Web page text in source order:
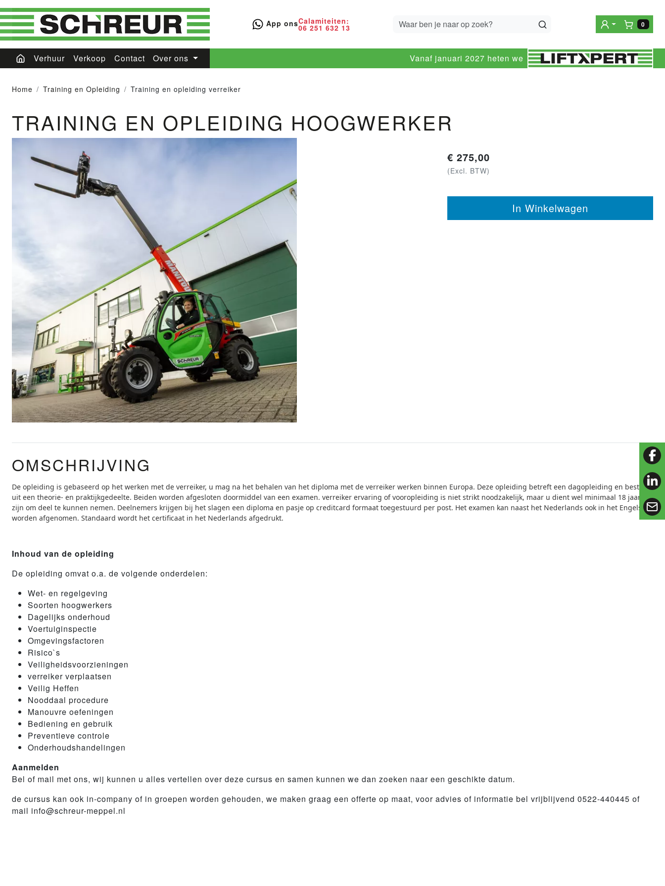
App onsCalamiteiten:
06 251 632 13 0
Verhuur Verkoop Contact Over ons Vanaf januari 2027 heten we
Home Training en Opleiding Training en opleiding verreiker
TRAINING EN OPLEIDING HOOGWERKER
€ 275,00
(Excl. BTW)
In Winkelwagen
OMSCHRIJVING
De opleiding is gebaseerd op het werken met de verreiker, u mag na het behalen van het diploma met de verreiker werken binnen Europa. Deze opleiding betreft een dagopleiding en bestaat
uit een theorie- en praktijkgedeelte. Beiden worden afgesloten doormiddel van een examen. verreiker ervaring of vooropleiding is niet strikt noodzakelijk, maar u dient wel minimaal 18 jaar te
zijn om deel te kunnen nemen. Deelnemers krijgen bij het slagen een diploma en pasje op creditcard formaat toegestuurd per post. Het examen kan naast het Nederlands ook in het Engels
worden afgenomen. Standaard wordt het certificaat in het Nederlands afgedrukt.
Inhoud van de opleiding
De opleiding omvat o.a. de volgende onderdelen:
Wet- en regelgeving
Soorten hoogwerkers
Dagelijks onderhoud
Voertuiginspectie
Omgevingsfactoren
Risico`s
Veiligheidsvoorzieningen
verreiker verplaatsen
Veilig Heffen
Nooddaal procedure
Manouvre oefeningen
Bediening en gebruik
Preventieve controle
Onderhoudshandelingen
Aanmelden
Bel of mail met ons, wij kunnen u alles vertellen over deze cursus en samen kunnen we dan zoeken naar een geschikte datum.
de cursus kan ook in-company of in groepen worden gehouden, we maken graag een offerte op maat, voor advies of informatie bel vrijblijvend 0522-440445 of
mail info@schreur-meppel.nl